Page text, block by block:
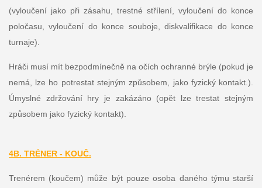
(vyloučení jako při zásahu, trestné střílení, vyloučení do konce
poločasu, vyloučení do konce souboje, diskvalifikace do konce
turnaje).
Hráči musí mít bezpodmínečně na očích ochranné brýle (pokud je
nemá, lze ho potrestat stejným způsobem, jako fyzický kontakt.).
Úmyslné zdržování hry je zakázáno (opět lze trestat stejným
způsobem jako fyzický kontakt).
4B. TRÉNER - KOUČ.
Trenérem (koučem) může být pouze osoba daného týmu starší